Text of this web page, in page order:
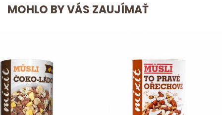
MOHLO BY VÁS ZAUJÍMAŤ